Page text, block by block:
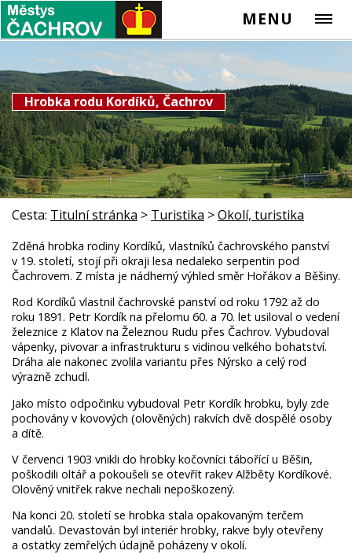
MENU
Hrobka rodu Kordíků, Čachrov
Cesta: Titulní stránka > Turistika >Okolí, turistika
Zděná hrobka rodiny Kordíků, vlastníků čachrovského panství
v 19. století, stojí při okraji lesa nedaleko serpentin pod
Čachrovem. Z místa je nádherný výhled směr Hořákov a Běšiny.
Rod Kordíků vlastnil čachrovské panství od roku 1792 až do
roku 1891. Petr Kordík na přelomu 60. a 70. let usiloval o vedení
železnice z Klatov na Železnou Rudu přes Čachrov. Vybudoval
vápenky, pivovar a infrastrukturu s vidinou velkého bohatství.
Dráha ale nakonec zvolila variantu přes Nýrsko a celý rod
výrazně zchudl.
Jako místo odpočinku vybudoval Petr Kordík hrobku, byly zde
pochovány v kovových (olověných) rakvích dvě dospělé osoby
a dítě.
V červenci 1903 vnikli do hrobky kočovníci tábořící u Běšin,
poškodili oltář a pokoušeli se otevřít rakev Alžběty Kordíkové.
Olověný vnitřek rakve nechali nepoškozený.
Na konci 20. století se hrobka stala opakovaným terčem
vandalů. Devastován byl interiér hrobky, rakve byly otevřeny
a ostatky zemřelých údajně poházeny v okolí.